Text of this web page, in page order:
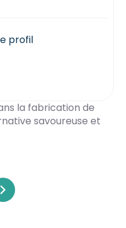
profil
la fabrication de
savoureuse et